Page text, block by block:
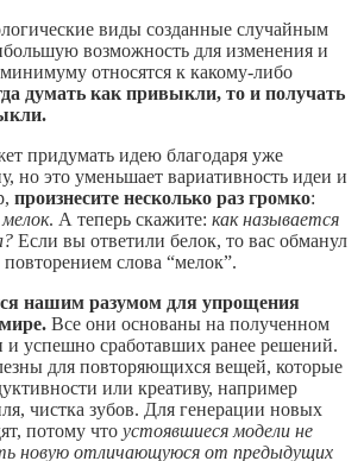
виды созданные случайным
возможность для изменения и
относятся к какому-либо
думать как привыкли, то и получать
придумать идею благодаря уже
но это уменьшает вариативность идеи и
произнесите несколько раз громко:
. А теперь скажите: как называется
Если вы ответили белок, то вас обманул
слова “мелок”.
нашим разумом для упрощения
Все они основаны на полученном
и успешно сработавших ранее решений.
для повторяющихся вещей, которые
или креативу, например
чистка зубов. Для генерации новых
потому что устоявшиеся модели не
новую отличающуюся от предыдущих